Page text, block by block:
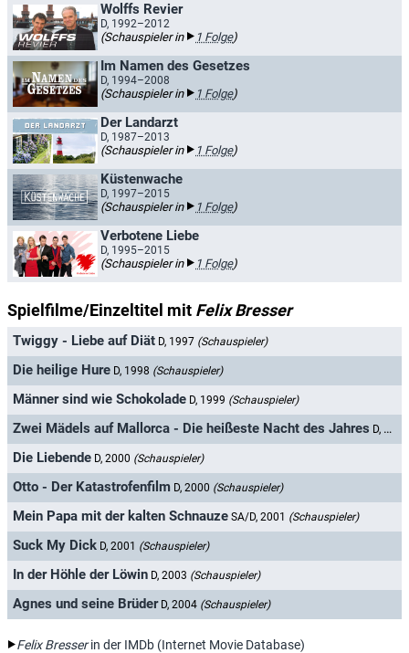
Wolffs Revier
D, 1992–2012
(Schauspieler in 1 Folge)
Im Namen des Gesetzes
D, 1994–2008
(Schauspieler in 1 Folge)
Der Landarzt
D, 1987–2013
(Schauspieler in 1 Folge)
Küstenwache
D, 1997–2015
(Schauspieler in 1 Folge)
Verbotene Liebe
D, 1995–2015
(Schauspieler in 1 Folge)
Spielfilme/Einzeltitel mit Felix Bresser
Twiggy - Liebe auf Diät D, 1997 (Schauspieler)
Die heilige Hure D, 1998 (Schauspieler)
Männer sind wie Schokolade D, 1999 (Schauspieler)
Zwei Mädels auf Mallorca - Die heißeste Nacht des Jahres D, 1999
Die Liebende D, 2000 (Schauspieler)
Otto - Der Katastrofenfilm D, 2000 (Schauspieler)
Mein Papa mit der kalten Schnauze SA/D, 2001 (Schauspieler)
Suck My Dick D, 2001 (Schauspieler)
In der Höhle der Löwin D, 2003 (Schauspieler)
Agnes und seine Brüder D, 2004 (Schauspieler)
Felix Bresserin der IMDb (Internet Movie Database)